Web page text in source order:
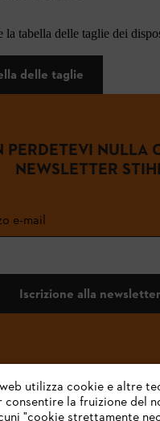
la tabella delle taglie dei
delle taglie
PERDETEVI NULLA
NEWSLETTER
e-mail
Iscrizione alla newsletter
utilizza cookie e altre
consentire la fruizione del